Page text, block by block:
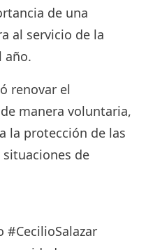
de una
al servicio de la
año.
renovar el
manera voluntaria,
la protección de las
situaciones de